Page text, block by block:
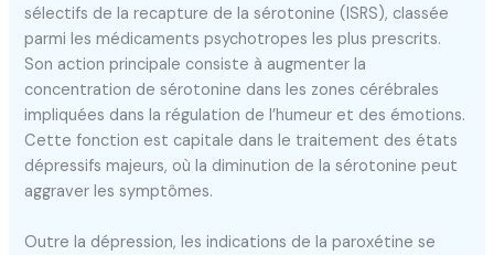
sélectifs de la recapture de la sérotonine (ISRS), classée
parmi les médicaments psychotropes les plus prescrits.
Son action principale consiste à augmenter la
concentration de sérotonine dans les zones cérébrales
impliquées dans la régulation de l’humeur et des émotions.
Cette fonction est capitale dans le traitement des états
dépressifs majeurs, où la diminution de la sérotonine peut
aggraver les symptômes.
Outre la dépression, les indications de la paroxétine se